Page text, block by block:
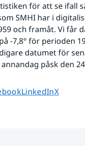
för att se ifall
SMHI har i
och framåt. Vi får
-7,8° för perioden
datumet för
påsk den
sidan påDela sidan på
LinkedInDela
X